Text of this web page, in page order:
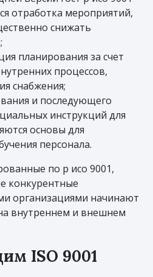
отработка мероприятий,
снижать
планирования за счет
процессов,
снабжения;
и последующего
инструкций для
основы для
персонала.
по р исо 9001,
конкурентные
организациями начинают
внутреннем и внешнем
ISO 9001